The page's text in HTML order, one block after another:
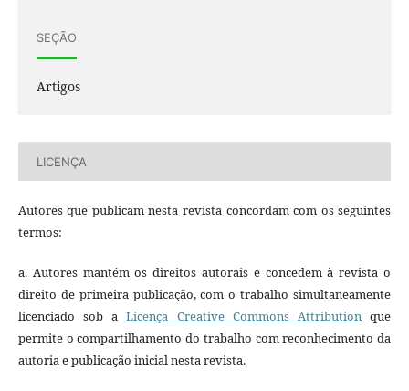
SEÇÃO
Artigos
LICENÇA
Autores que publicam nesta revista concordam com os seguintes
termos:
a. Autores mantém os direitos autorais e concedem à revista o
direito de primeira publicação, com o trabalho simultaneamente
licenciado sob aLicença Creative Commons Attributionque
permite o compartilhamento do trabalho com reconhecimento da
autoria e publicação inicial nesta revista.